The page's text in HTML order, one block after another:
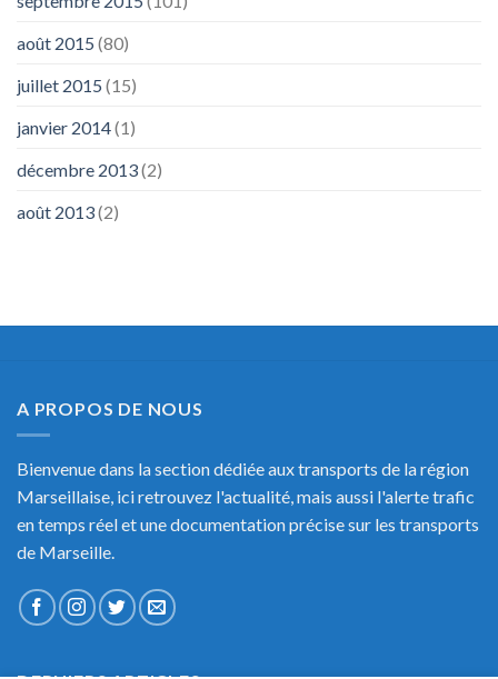
août 2015 (80)
juillet 2015 (15)
janvier 2014(1)
décembre 2013(2)
août 2013(2)
A PROPOS DE NOUS
Bienvenue dans la section dédiée aux transports de la région
Marseillaise, ici retrouvez l'actualité, mais aussi l'alerte trafic
en temps réel et une documentation précise sur les transports
de Marseille.